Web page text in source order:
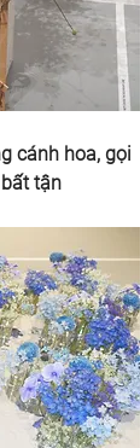
cánh hoa, gọi
tận